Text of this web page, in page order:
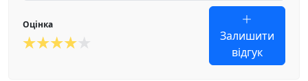
Оцінка
Залишити
відгук